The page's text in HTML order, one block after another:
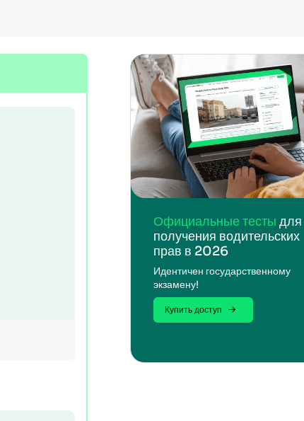
Официальные тесты для
получения водительских
прав в 2026
Идентичен государственному
экзамену!
Купить доступ